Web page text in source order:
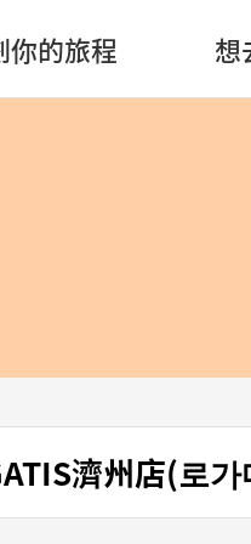
你的旅程 想
濟州店(로